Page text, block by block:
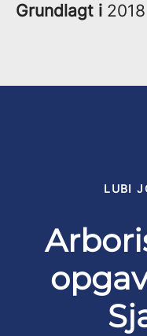
Grundlagt i 2018
LUBI